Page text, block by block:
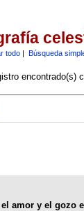
todo| Búsqueda
encontrado(s)
amor y el gozo